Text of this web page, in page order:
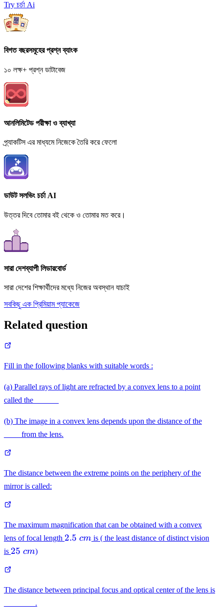
Try চর্চা Ai
বিগত বছরসমূহের প্রশ্ন ব্যাংক
১০ লক্ষ+ প্রশ্ন ডাটাবেজ
আনলিমিটেড পরীক্ষা ও ব্যাখ্যা
প্র্যাকটিস এর মাধ্যমে নিজেকে তৈরি করে ফেলো
ডাউট সলভিং চর্চা AI
উত্তর দিবে তোমার বই থেকে ও তোমার মত করে।
সারা দেশব্যাপী লিডারবোর্ড
সারা দেশের শিক্ষার্থীদের মধ্যে নিজের অবস্থান যাচাই
সবকিছু এক প্রিমিয়াম প্যাকেজে
Related question
Fill in the following blanks with suitable words :
(a) Parallel rays of light are refracted by a convex lens to a point
called the ______
(b) The image in a convex lens depends upon the distance of the
____ from the lens.
The distance between the extreme points on the periphery of the
mirror is called:
The maximum magnification that can be obtained with a convex
lens of focal length 2.5\
2.5 cm is ( the least distance of distinct vision
is 25\
25 cm)
The distance between principal focus and optical center of the lens is
________.